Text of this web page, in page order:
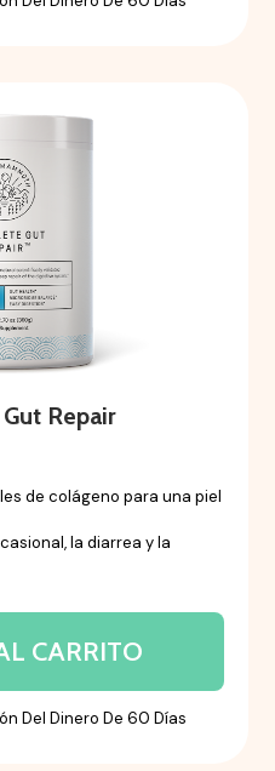
Repair
de colágeno para una piel
la diarrea y la
CARRITO
Del Dinero De 60 Días